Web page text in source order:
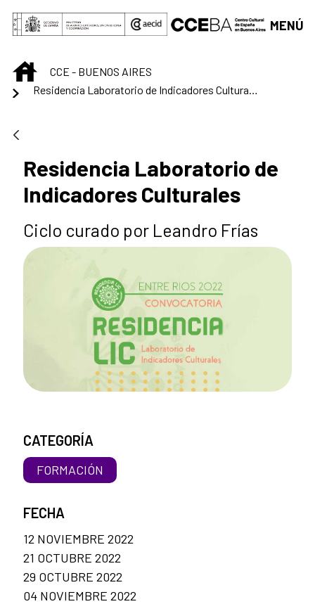
Saltar al contenido principal
MENÚ
INICIOCCE - BUENOS AIRES
Residencia Laboratorio de Indicadores Culturales
Residencia Laboratorio de
Indicadores Culturales
Ciclo curado por Leandro Frías
CATEGORÍA
FORMACIÓN
FECHA
12 NOVIEMBRE 2022
21 OCTUBRE 2022
29 OCTUBRE 2022
04 NOVIEMBRE 2022